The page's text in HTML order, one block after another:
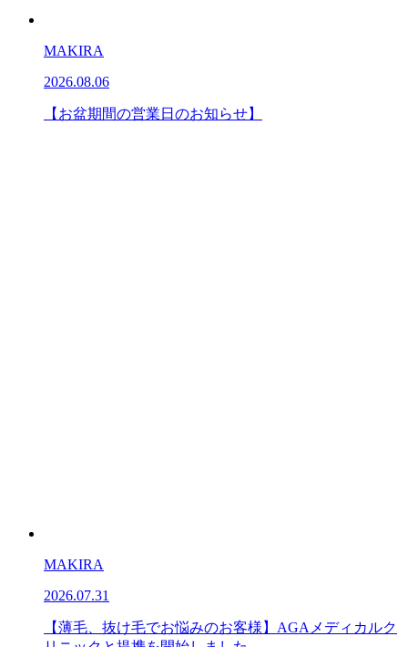
MAKIRA
2026.08.06
【お盆期間の営業日のお知らせ】
MAKIRA
2026.07.31
【薄毛、抜け毛でお悩みのお客様】AGAメディカルク